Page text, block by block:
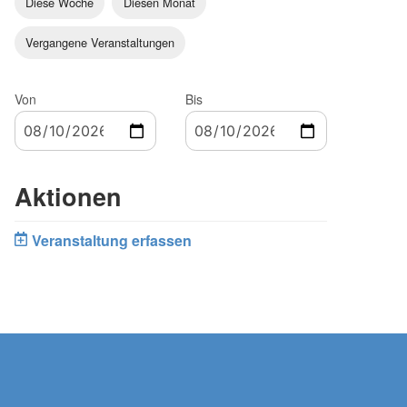
Vergangene Veranstaltungen
Von Bis
Aktionen
Veranstaltung erfassen